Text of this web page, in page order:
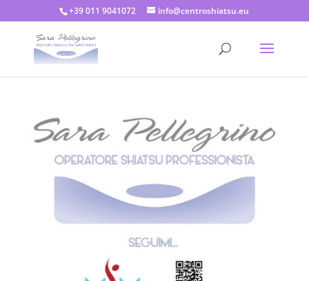
+39 011 9041072 info@centroshiatsu.eu